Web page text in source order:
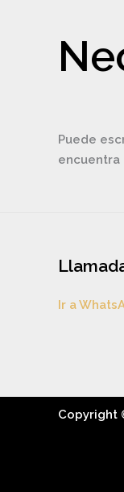
Puede
encuentra
Ir a
Copyright